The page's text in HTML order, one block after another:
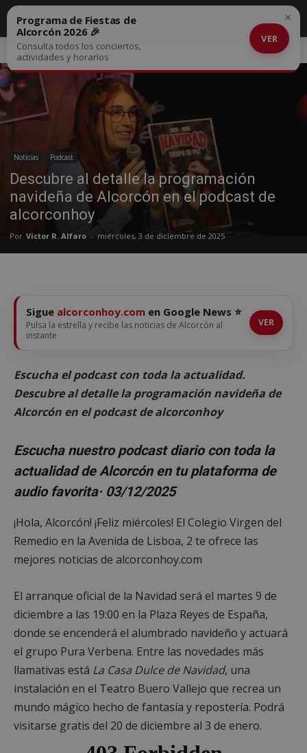
Inicio Noticias
Noticias Podcast
Descubre al detalle la programación
navideña de Alcorcón en el podcast de
alcorconhoy
Por Víctor R. Alfaro - miércoles, 3 de diciembre de 2025
Programa de Fiestas de
Alcorcón 2026 🎉
Consulta todos los conciertos,
actividades y horarios
VER
×
Sigue alcorconhoy.com en Google News ⭐
Pulsa la estrella y recibe las noticias de Alcorcón al
instante
VER
Escucha el podcast con toda la actualidad.
Descubre al detalle la programación navideña de
Alcorcón en el podcast de alcorconhoy
Escucha nuestro podcast diario con toda la
actualidad de Alcorcón en tu plataforma de
audio favorita· 03/12/2025
¡Hola, Alcorcón! ¡Feliz miércoles! El Colegio Virgen del
Remedio en la Avenida de Lisboa, 2 te ofrece las
mejores noticias de alcorconhoy.com
El arranque oficial de la Navidad será el martes 9 de
diciembre a las 19:00 en la Plaza Reyes de España,
donde se encenderá el alumbrado navideño y actuará
el grupo Pura Verbena. Entre las novedades más
llamativas está La Casa Dulce de Navidad, una
instalación en el Teatro Buero Vallejo que recrea un
mundo mágico hecho de fantasía y repostería. Podrá
visitarse gratis del 20 de diciembre al 3 de enero.